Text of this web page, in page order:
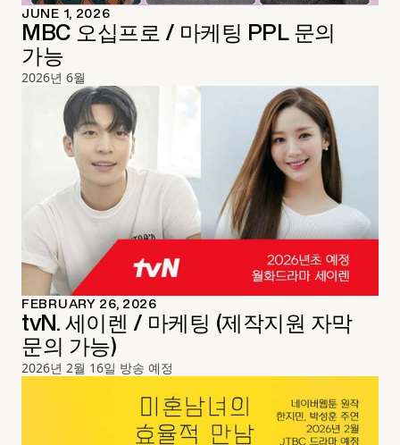
JUNE 1, 2026
MBC 오십프로 / 마케팅 PPL 문의
가능
2026년 6월
FEBRUARY 26, 2026
tvN. 세이렌 / 마케팅 (제작지원 자막
문의 가능)
2026년 2월 16일 방송 예정